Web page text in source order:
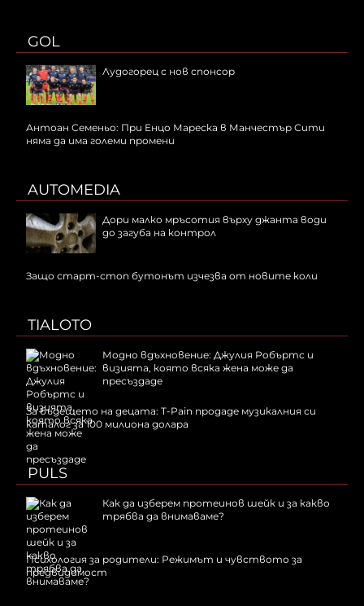
GOL
Лудогорец с нов спонсор
Антоан Семеньо: При Енцо Мареска в Манчестър Сити
няма да има големи промени
AUTOMEDIA
Дори малко мръсотия върху джанта води
до загуба на контрол
Защо старт-стоп бутонът изчезва от новите коли
TIALOTO
Модно вдъхновение: Джулия Робъртс и
визията, която всяка жена може да
пресъздаде
За бъдещето на децата: T-Pain продаде музикалния си
каталог за 100 милиона долара
PULS
Как да изберем протеинов шейк и за какво
трябва да внимаваме?
Психология за родители: Режимът и чувството за
предвидимост